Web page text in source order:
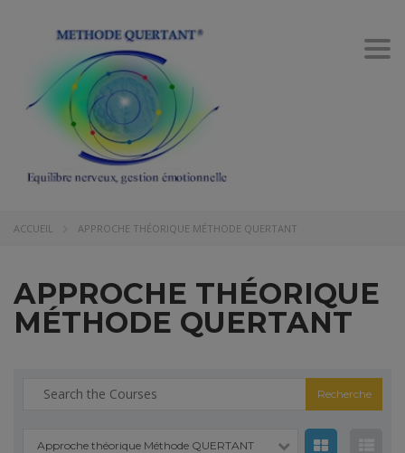
ACCUEIL APPROCHE THÉORIQUE MÉTHODE QUERTANT
APPROCHE THÉORIQUE
MÉTHODE QUERTANT
Recherche
Approche théorique Méthode QUERTANT